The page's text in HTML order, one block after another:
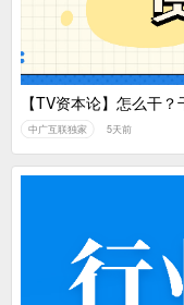
【TV资本论】怎么干
中广互联独家 5天前